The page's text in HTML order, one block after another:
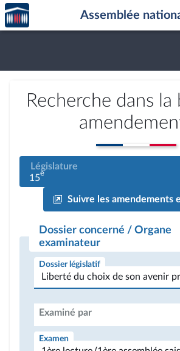
Aller au contenu
Aller en bas de la page
Accèder
à la
page
Assemblée
Recherche dans la
Législature
15e
Suivre les amendements
Dossier concerné / Organe
examinateur
Dossier législatif
Examiné par
Examen